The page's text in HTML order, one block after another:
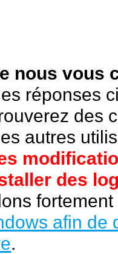
nous vous
réponses
des
autres
des
afin de
.